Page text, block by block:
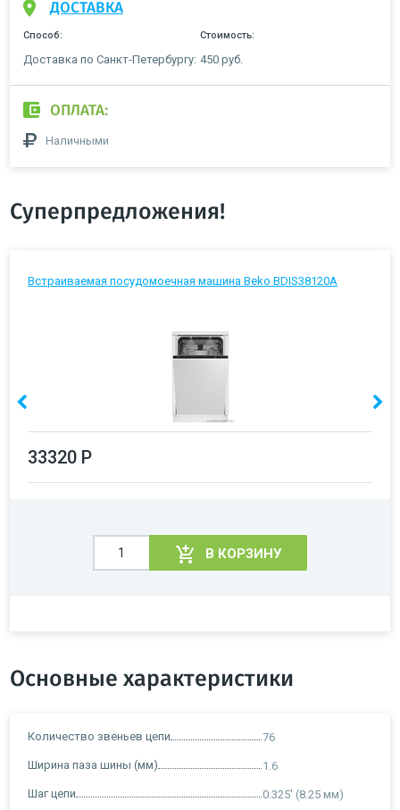
ДОСТАВКА
Способ: Стоимость:
Доставка по Санкт-Петербургу: 450 руб.
ОПЛАТА:
Наличными
Суперпредложения!
Встраиваемая посудомоечная машина Beko BDIS38120A
33320 Р
В КОРЗИНУ
Основные характеристики
Количество звеньев цепи 76
Ширина паза шины (мм) 1.6
Шаг цепи 0.325' (8.25 мм)